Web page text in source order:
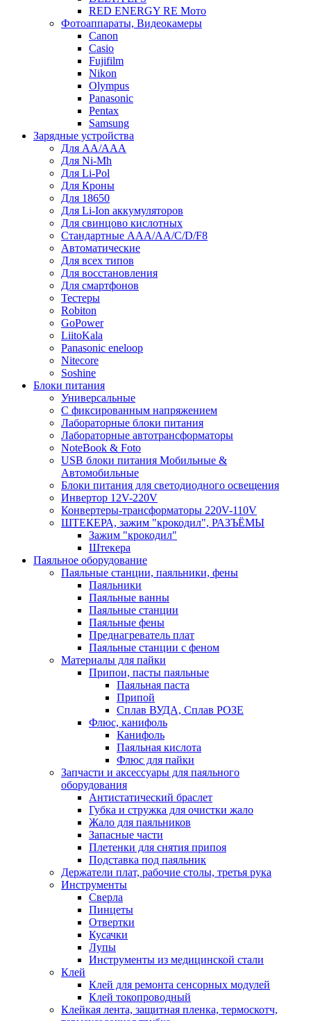
RED ENERGY RE Мото
Фотоаппараты, Видеокамеры
Canon
Casio
Fujifilm
Nikon
Olympus
Panasonic
Pentax
Samsung
Зарядные устройства
Для AA/AAA
Для Ni-Mh
Для Li-Pol
Для Кроны
Для 18650
Для Li-Ion аккумуляторов
Для свинцово кислотных
Стандартные ААА/АА/С/D/F8
Автоматические
Для всех типов
Для восстановления
Для смартфонов
Тестеры
Robiton
GoPower
LiitoKala
Panasonic eneloop
Nitecore
Soshine
Блоки питания
Универсальные
C фиксированным напряжением
Лабораторные блоки питания
Лабораторные автотрансформаторы
NoteBook & Foto
USB блоки питания Мобильные &
Автомобильные
Блоки питания для светодиодного освещения
Инвертор 12V-220V
Конвертеры-трансформаторы 220V-110V
ШТЕКЕРА, зажим "крокодил", РАЗЪЁМЫ
Зажим "крокодил"
Штекера
Паяльное оборудование
Паяльные станции, паяльники, фены
Паяльники
Паяльные ванны
Паяльные станции
Паяльные фены
Преднагреватель плат
Паяльные станции с феном
Материалы для пайки
Припои, пасты паяльные
Паяльная паста
Припой
Сплав ВУДА, Сплав РОЗЕ
Флюс, канифоль
Канифоль
Паяльная кислота
Флюс для пайки
Запчасти и аксессуары для паяльного
оборудования
Антистатический браслет
Губка и стружка для очистки жало
Жало для паяльников
Запасные части
Плетенки для снятия припоя
Подставка под паяльник
Держатели плат, рабочие столы, третья рука
Инструменты
Сверла
Пинцеты
Отвертки
Кусачки
Лупы
Инструменты из медицинской стали
Клей
Клей для ремонта сенсорных модулей
Клей токопроводный
Клейкая лента, защитная пленка, термоскотч,